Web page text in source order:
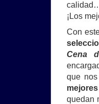
¡Los
Con
Cena
que
quedan